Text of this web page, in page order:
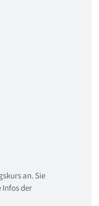
an. Sie
der